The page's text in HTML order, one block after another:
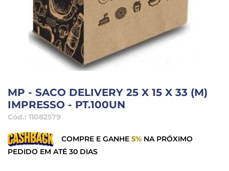
MP - SACO DELIVERY 25 X 15 X 33 (M)
IMPRESSO - PT.100UN
Cód.: 11082579
COMPRE E GANHE 5% NA PRÓXIMO
PEDIDO EM ATÉ 30 DIAS